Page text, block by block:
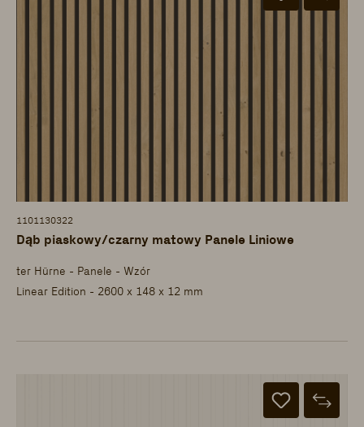
1101130322
Dąb piaskowy/czarny matowy Panele Liniowe
ter Hürne - Panele - Wzór
Linear Edition - 2600 x 148 x 12 mm